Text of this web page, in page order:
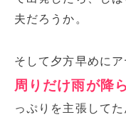
夫だろうか。
そして夕方早めに
周りだけ雨が降
っぷりを主張して